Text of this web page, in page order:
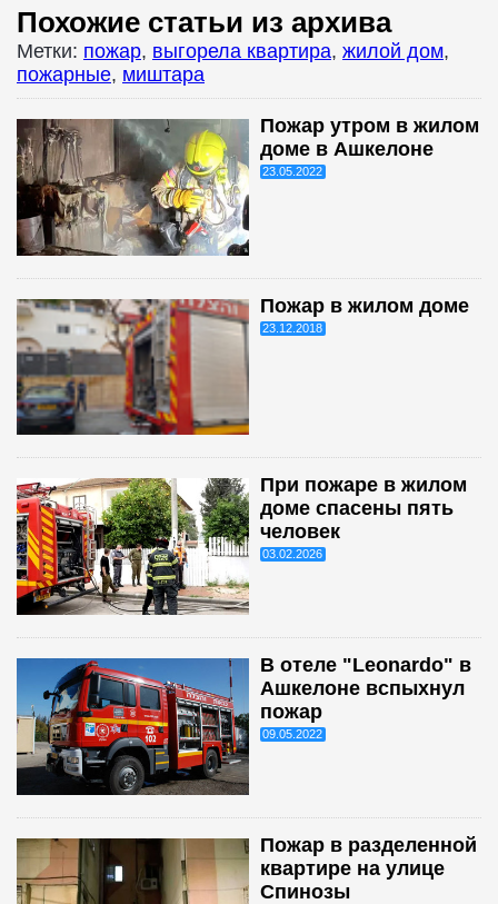
Похожие статьи из архива
Метки: пожар, выгорела квартира, жилой дом,
пожарные, миштара
Пожар утром в жилом
доме в Ашкелоне
23.05.2022
Пожар в жилом доме
23.12.2018
При пожаре в жилом
доме спасены пять
человек
03.02.2026
В отеле "Leonardo" в
Ашкелоне вспыхнул
пожар
09.05.2022
Пожар в разделенной
квартире на улице
Спинозы